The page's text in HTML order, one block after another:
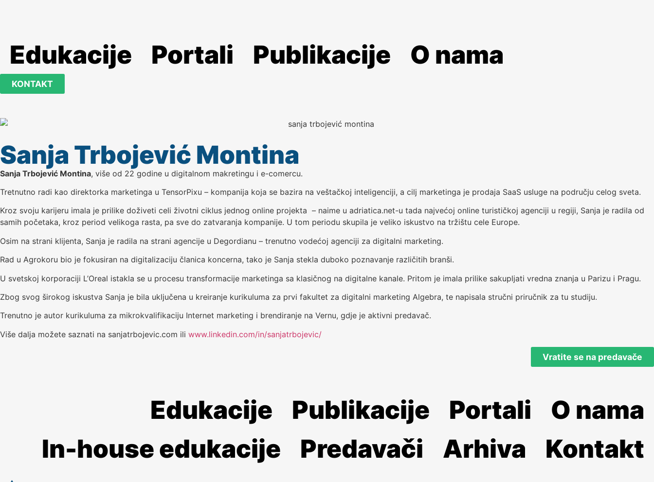
Edukacije Portali Publikacije O nama
KONTAKT
Sanja Trbojević Montina
Sanja Trbojević Montina, više od 22 godine u digitalnom makretingu i e-comercu.
Tretnutno radi kao direktorka marketinga u TensorPixu – kompanija koja se bazira na veštačkoj inteligenciji, a cilj marketinga je prodaja SaaS usluge na području celog sveta.
Kroz svoju karijeru imala je prilike doživeti celi životni ciklus jednog online projekta – naime u adriatica.net-u tada najvećoj online turističkoj agenciji u regiji, Sanja je radila od
samih početaka, kroz period velikoga rasta, pa sve do zatvaranja kompanije. U tom periodu skupila je veliko iskustvo na tržištu cele Europe.
Osim na strani klijenta, Sanja je radila na strani agencije u Degordianu – trenutno vodećoj agenciji za digitalni marketing.
Rad u Agrokoru bio je fokusiran na digitalizaciju članica koncerna, tako je Sanja stekla duboko poznavanje različitih branši.
U svetskoj korporaciji L’Oreal istakla se u procesu transformacije marketinga sa klasičnog na digitalne kanale. Pritom je imala prilike sakupljati vredna znanja u Parizu i Pragu.
Zbog svog širokog iskustva Sanja je bila uključena u kreiranje kurikuluma za prvi fakultet za digitalni marketing Algebra, te napisala stručni priručnik za tu studiju.
Trenutno je autor kurikuluma za mikrokvalifikaciju Internet marketing i brendiranje na Vernu, gdje je aktivni predavač.
Više dalja možete saznati na sanjatrbojevic.com ili www.linkedin.com/in/sanjatrbojevic/
Vratite se na predavače
Edukacije Publikacije Portali
O nama
In-house edukacije
Predavači Arhiva Kontakt